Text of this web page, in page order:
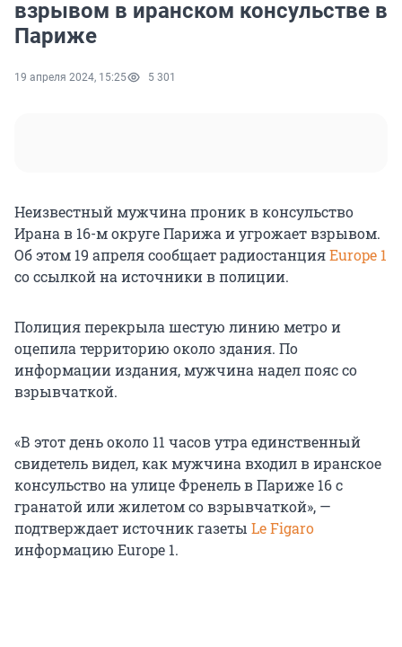
взрывом в иранском консульстве в
Париже
19 апреля 2024, 15:25 5 301
Неизвестный мужчина проник в консульство
Ирана в 16-м округе Парижа и угрожает взрывом.
Об этом 19 апреля сообщает радиостанцияEurope 1
со ссылкой на источники в полиции.
Полиция перекрыла шестую линию метро и
оцепила территорию около здания. По
информации издания, мужчина надел пояс со
взрывчаткой.
«В этот день около 11 часов утра единственный
свидетель видел, как мужчина входил в иранское
консульство на улице Френель в Париже 16 с
гранатой или жилетом со взрывчаткой», —
подтверждает источник газеты Le Figaro
информацию Europe 1.